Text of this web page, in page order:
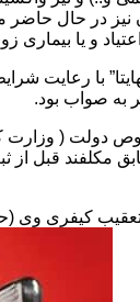
نیز در حال
و یا بیماری
با رعایت
به صواب بود.
مجدد،دفانر
و تعقیب کیفری